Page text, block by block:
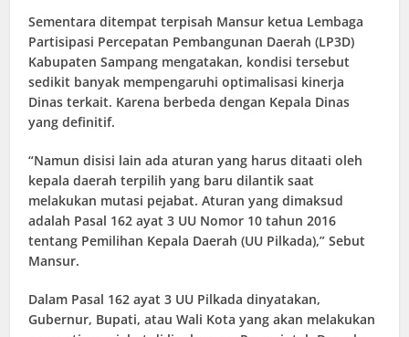
Sementara ditempat terpisah Mansur ketua Lembaga
Partisipasi Percepatan Pembangunan Daerah (LP3D)
Kabupaten Sampang mengatakan, kondisi tersebut
sedikit banyak mempengaruhi optimalisasi kinerja
Dinas terkait. Karena berbeda dengan Kepala Dinas
yang definitif.
“Namun disisi lain ada aturan yang harus ditaati oleh
kepala daerah terpilih yang baru dilantik saat
melakukan mutasi pejabat. Aturan yang dimaksud
adalah Pasal 162 ayat 3 UU Nomor 10 tahun 2016
tentang Pemilihan Kepala Daerah (UU Pilkada),” Sebut
Mansur.
Dalam Pasal 162 ayat 3 UU Pilkada dinyatakan,
Gubernur, Bupati, atau Wali Kota yang akan melakukan